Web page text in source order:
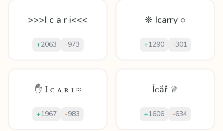
>>>I c a r i<<<
+2063 -973
❊ Icarry ○
+1290 -301
✋ Ɪ ᴄ ᴀ ʀ ɪ ≈
+1967 -983
Ỉᴄắȑ ♕
+1606 -634